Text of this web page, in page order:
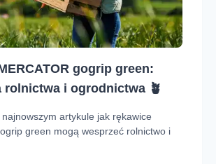
gogrip green:
rolnictwa i ogrodnictwa 🪴
artykule jak rękawice
green mogą wesprzeć rolnictwo i